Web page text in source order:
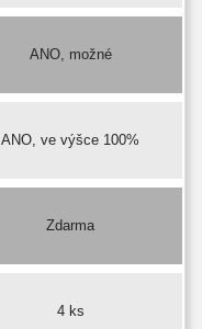
ANO, možné
ANO, ve výšce 100%
Zdarma
4 ks